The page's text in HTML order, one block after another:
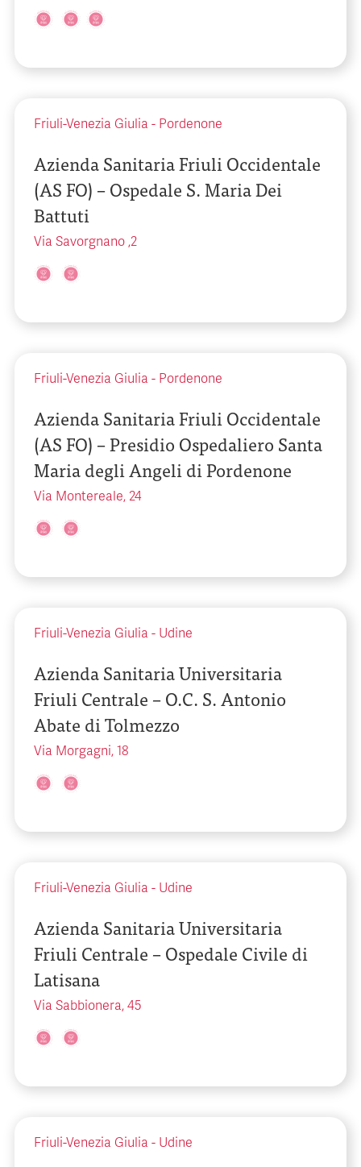
Friuli-Venezia Giulia - Pordenone
Azienda Sanitaria Friuli Occidentale
(AS FO) – Ospedale S. Maria Dei
Battuti
Via Savorgnano ,2
Friuli-Venezia Giulia - Pordenone
Azienda Sanitaria Friuli Occidentale
(AS FO) – Presidio Ospedaliero Santa
Maria degli Angeli di Pordenone
Via Montereale, 24
Friuli-Venezia Giulia - Udine
Azienda Sanitaria Universitaria
Friuli Centrale – O.C. S. Antonio
Abate di Tolmezzo
Via Morgagni, 18
Friuli-Venezia Giulia - Udine
Azienda Sanitaria Universitaria
Friuli Centrale – Ospedale Civile di
Latisana
Via Sabbionera, 45
Friuli-Venezia Giulia - Udine